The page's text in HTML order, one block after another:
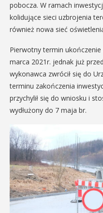
pobocza. W ramach
kolidujące sieci uzbrojenia
również nowa sieć
Pierwotny termin
marca 2021r. jednak już
wykonawca zwrócił się do
terminu zakończenia
przychylił się do wniosku i
wydłużony do 7 maja br.